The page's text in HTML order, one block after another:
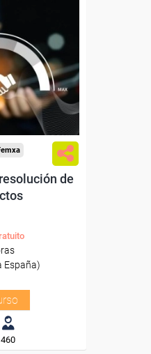
100%
Sector
de
España)
460